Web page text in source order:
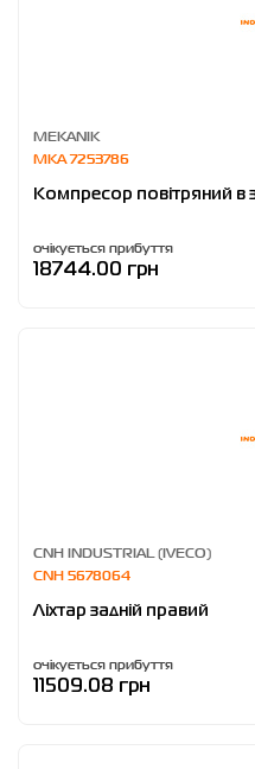
MEKANIK
MKA 7253786
Компресор повітряний в
очікується прибуття
18744.00 грн
CNH INDUSTRIAL (IVECO)
CNH 5678064
Ліхтар задній правий
очікується прибуття
11509.08 грн